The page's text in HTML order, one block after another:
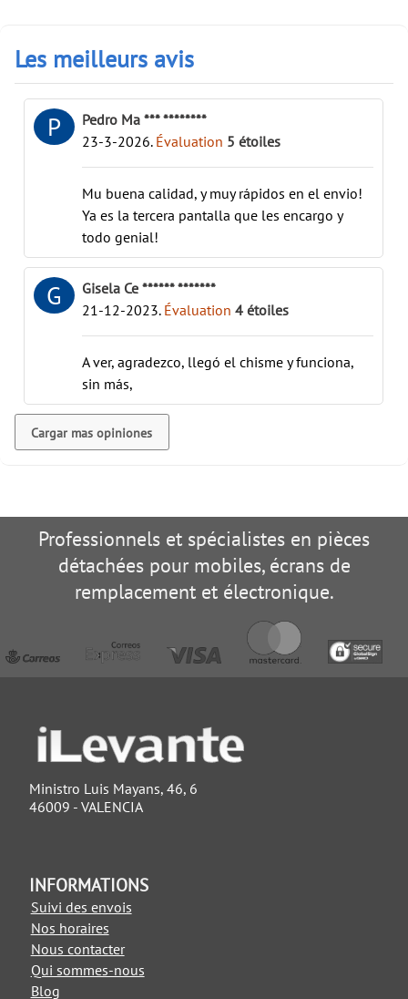
Les meilleurs avis
P
Pedro Ma *** ********
23-3-2026. Évaluation 5 étoiles
Mu buena calidad, y muy rápidos en el envio!
Ya es la tercera pantalla que les encargo y
todo genial!
G
Gisela Ce ****** *******
21-12-2023. Évaluation 4 étoiles
A ver, agradezco, llegó el chisme y funciona,
sin más,
Cargar mas opiniones
Professionnels et spécialistes en pièces
détachées pour mobiles, écrans de
remplacement et électronique.
Ministro Luis Mayans, 46, 6
46009 - VALENCIA
INFORMATIONS
Suivi des envois
Nos horaires
Nous contacter
Qui sommes-nous
Blog